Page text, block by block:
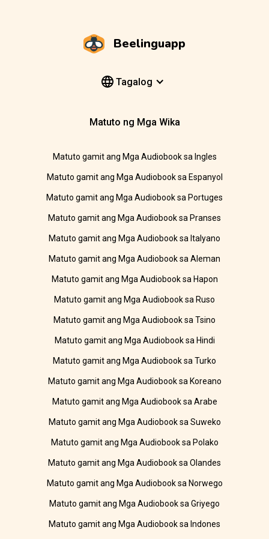
Beelinguapp
Tagalog
Matuto ng Mga Wika
Matuto gamit ang Mga Audiobook sa Ingles
Matuto gamit ang Mga Audiobook sa Espanyol
Matuto gamit ang Mga Audiobook sa Portuges
Matuto gamit ang Mga Audiobook sa Pranses
Matuto gamit ang Mga Audiobook sa Italyano
Matuto gamit ang Mga Audiobook sa Aleman
Matuto gamit ang Mga Audiobook sa Hapon
Matuto gamit ang Mga Audiobook sa Ruso
Matuto gamit ang Mga Audiobook sa Tsino
Matuto gamit ang Mga Audiobook sa Hindi
Matuto gamit ang Mga Audiobook sa Turko
Matuto gamit ang Mga Audiobook sa Koreano
Matuto gamit ang Mga Audiobook sa Arabe
Matuto gamit ang Mga Audiobook sa Suweko
Matuto gamit ang Mga Audiobook sa Polako
Matuto gamit ang Mga Audiobook sa Olandes
Matuto gamit ang Mga Audiobook sa Norwego
Matuto gamit ang Mga Audiobook sa Griyego
Matuto gamit ang Mga Audiobook sa Indones